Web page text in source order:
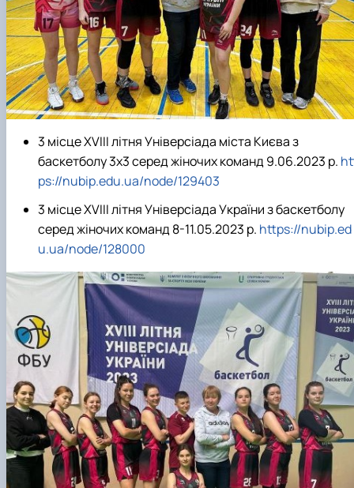
3 місце ХVІІІ літня Універсіада міста Києва з
баскетболу 3х3 серед жіночих команд 9.06.2023 р.
ps://nubip.edu.ua/node/129403
3 місце ХVІІІ літня Універсіада України з баскетболу
серед жіночих команд 8-11.05.2023 р. https://nubip.ed
u.ua/node/128000